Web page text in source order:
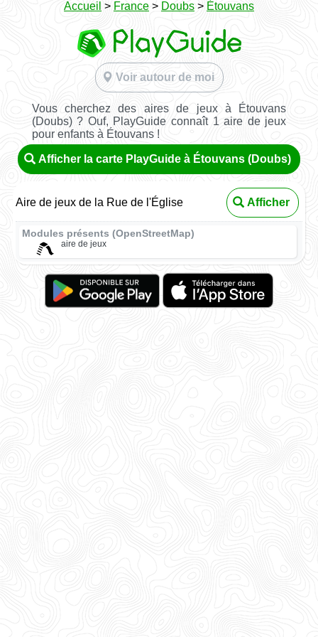
Accueil > France > Doubs > Étouvans
Voir autour de moi
Vous cherchez des aires de jeux à Étouvans
(Doubs) ? Ouf, PlayGuide connaît 1 aire de jeux
pour enfants à Étouvans !
Afficher la carte PlayGuide à Étouvans (Doubs)
Aire de jeux de la Rue de l'Église Afficher
Modules présents (OpenStreetMap)
aire de jeux